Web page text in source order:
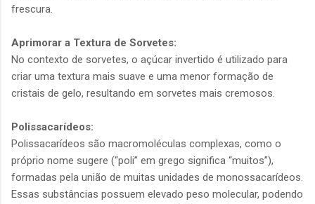
frescura.
Aprimorar a Textura de Sorvetes:
No contexto de sorvetes, o açúcar invertido é utilizado para
criar uma textura mais suave e uma menor formação de
cristais de gelo, resultando em sorvetes mais cremosos.
Polissacarídeos:
Polissacarídeos são macromoléculas complexas, como o
próprio nome sugere (“poli” em grego significa “muitos”),
formadas pela união de muitas unidades de monossacarídeos.
Essas substâncias possuem elevado peso molecular, podendo